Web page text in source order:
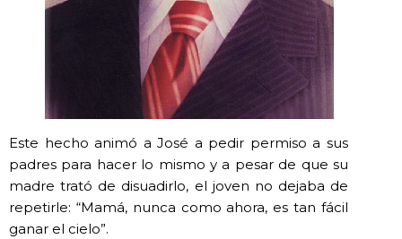
Este hecho animó a José a pedir permiso a sus
padres para hacer lo mismo y a pesar de que su
madre trató de disuadirlo, el joven no dejaba de
repetirle: “Mamá, nunca como ahora, es tan fácil
ganar el cielo”.